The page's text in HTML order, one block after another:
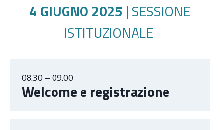
4 GIUGNO 2025 | SESSIONE
ISTITUZIONALE
08.30 – 09.00
Welcome e registrazione